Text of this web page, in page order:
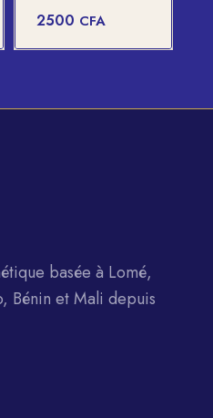
2500 CFA
basée à Lomé,
Bénin et Mali depuis